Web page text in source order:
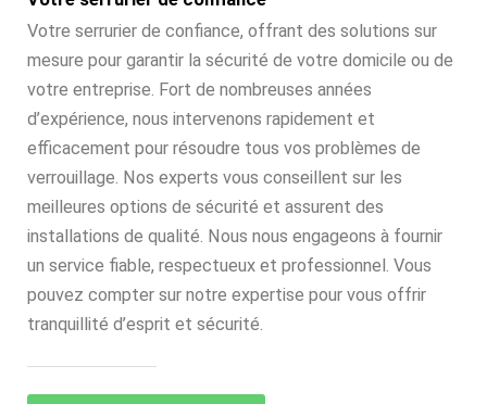
Votre serrurier de confiance, offrant des solutions sur
mesure pour garantir la sécurité de votre domicile ou de
votre entreprise. Fort de nombreuses années
d’expérience, nous intervenons rapidement et
efficacement pour résoudre tous vos problèmes de
verrouillage. Nos experts vous conseillent sur les
meilleures options de sécurité et assurent des
installations de qualité. Nous nous engageons à fournir
un service fiable, respectueux et professionnel. Vous
pouvez compter sur notre expertise pour vous offrir
tranquillité d’esprit et sécurité.